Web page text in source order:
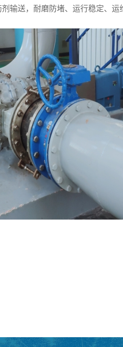
输送，耐磨防堵、运行稳定、运